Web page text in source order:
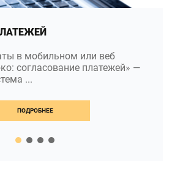
в мобильном или веб
согласование платежей» —
...
ПОДРОБНЕЕ